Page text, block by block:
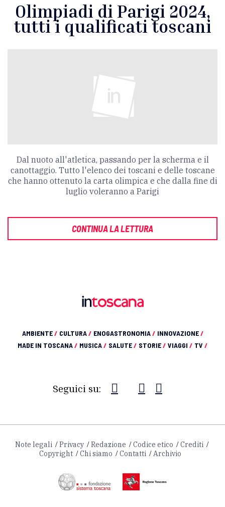
Olimpiadi di Parigi 2024,
tutti i qualificati toscani
Dal nuoto all'atletica, passando per la scherma e il
canottaggio. Tutto l'elenco dei toscani e delle toscane
che hanno ottenuto la carta olimpica e che dalla fine di
luglio voleranno a Parigi
CONTINUA LA LETTURA
AMBIENTE/ CULTURA/ ENOGASTRONOMIA/ INNOVAZIONE/
MADE IN TOSCANA/ MUSICA/ SALUTE/ STORIE/ VIAGGI / TV /
Seguici su:
Note legali Privacy Redazione Codice etico
Crediti
Copyright
Chi siamo Contatti Archivio